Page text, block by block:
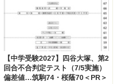
【中学受験2027】四谷大塚、第2
回合不合判定テスト（7/5実施）
偏差値…筑駒74・桜蔭70＜PR＞